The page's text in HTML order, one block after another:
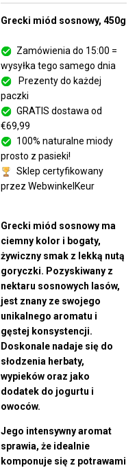
Grecki miód sosnowy, 450g
Zamówienia do 15:00 =
wysyłka tego samego dnia
Prezenty do każdej
paczki
GRATIS dostawa od
€69,99
100% naturalne miody
prosto z pasieki!
Sklep certyfikowany
przez WebwinkelKeur
Grecki miód sosnowy ma
ciemny kolor i bogaty,
żywiczny smak z lekką nutą
goryczki. Pozyskiwany z
nektaru sosnowych lasów,
jest znany ze swojego
unikalnego aromatu i
gęstej konsystencji.
Doskonale nadaje się do
słodzenia herbaty,
wypieków oraz jako
dodatek do jogurtu i
owoców.
Jego intensywny aromat
sprawia, że idealnie
komponuje się z potrawami